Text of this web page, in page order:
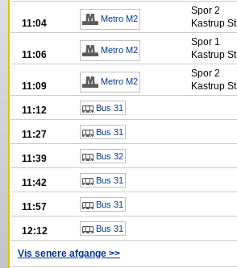
11:04 Metro M2
Spor 2
Kastrup
11:06 Metro M2
Spor 1
Kastrup
11:09 Metro M2
Spor 2
Kastrup
11:12 Bus 31
11:27 Bus 31
11:39 Bus 32
11:42 Bus 31
11:57 Bus 31
12:12 Bus 31
Vis senere afgange >>